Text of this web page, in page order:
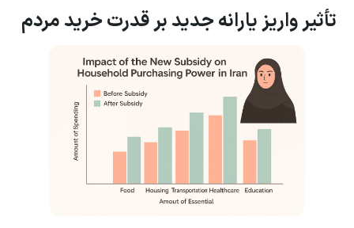
تأثیر واریز یارانه جدید بر قدرت خرید مردم